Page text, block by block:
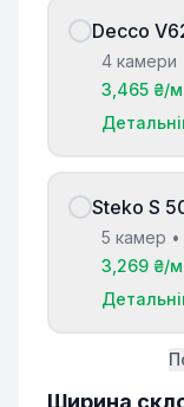
Decco
4 камери
3,465 ₴/
Steko S
5 камер
3,269 ₴/
Ширина